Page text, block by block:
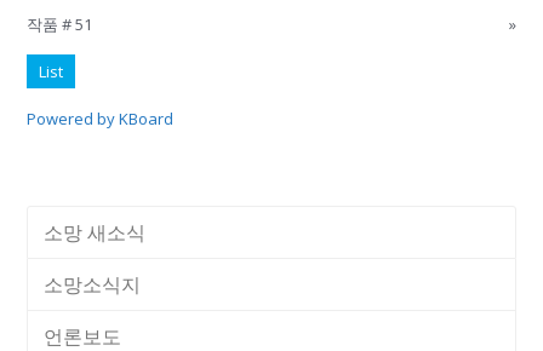
작품 # 51
»
List
Powered by KBoard
소망 새소식
소망소식지
언론보도